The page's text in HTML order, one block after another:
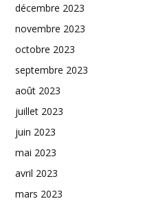
décembre 2023
novembre 2023
octobre 2023
septembre 2023
août 2023
juillet 2023
juin 2023
mai 2023
avril 2023
mars 2023